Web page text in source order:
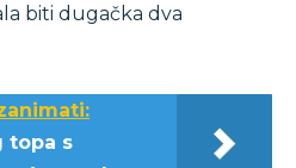
biti dugačka dva
topa s